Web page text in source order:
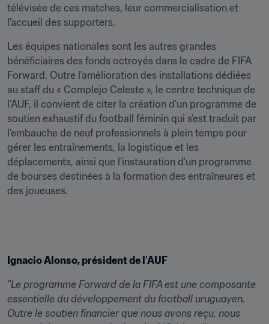
télévisée de ces matches, leur commercialisation et
l’accueil des supporters.
Les équipes nationales sont les autres grandes
bénéficiaires des fonds octroyés dans le cadre de FIFA
Forward. Outre l’amélioration des installations dédiées
au staff du « Complejo Celeste », le centre technique de
l’AUF, il convient de citer la création d’un programme de
soutien exhaustif du football féminin qui s’est traduit par
l’embauche de neuf professionnels à plein temps pour
gérer les entraînements, la logistique et les
déplacements, ainsi que l’instauration d’un programme
de bourses destinées à la formation des entraîneures et
des joueuses.
Ignacio Alonso, président de l’AUF
"Le programme Forward de la FIFA est une composante
essentielle du développement du football uruguayen.
Outre le soutien financier que nous avons reçu, nous